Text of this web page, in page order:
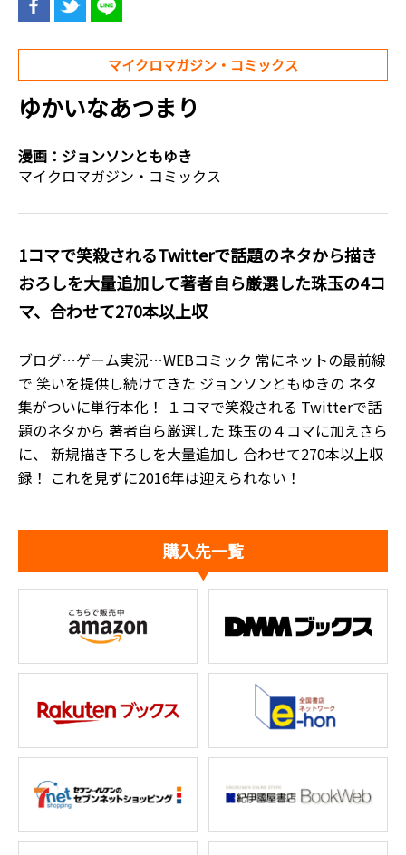
マイクロマガジン・コミックス
ゆかいなあつまり
漫画： ジョンソンともゆき
マイクロマガジン・コミックス
1コマで笑殺されるTwitterで話題のネタから描き
おろしを大量追加して著者自ら厳選した珠玉の4コ
マ、合わせて270本以上収
ブログ…ゲーム実況…WEBコミック 常にネットの最前線
で 笑いを提供し続けてきた ジョンソンともゆきの ネタ
集がついに単行本化！ １コマで笑殺される Twitterで話
題のネタから 著者自ら厳選した 珠玉の４コマに加えさら
に、 新規描き下ろしを大量追加し 合わせて270本以上収
録！ これを見ずに2016年は迎えられない！
購入先一覧